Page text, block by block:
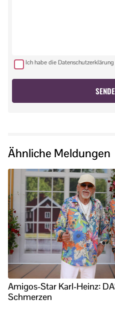
Ich habe die
Ähnliche Meldungen
Amigos-Star Karl-Heinz:
Schmerzen